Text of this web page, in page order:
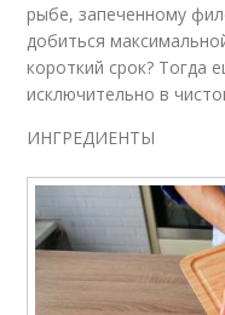
рыбе, запеченному
добиться
короткий срок? Тогда
исключительно в
ИНГРЕДИЕНТЫ